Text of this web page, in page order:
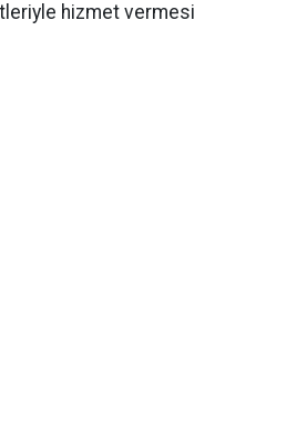
hizmet vermesi